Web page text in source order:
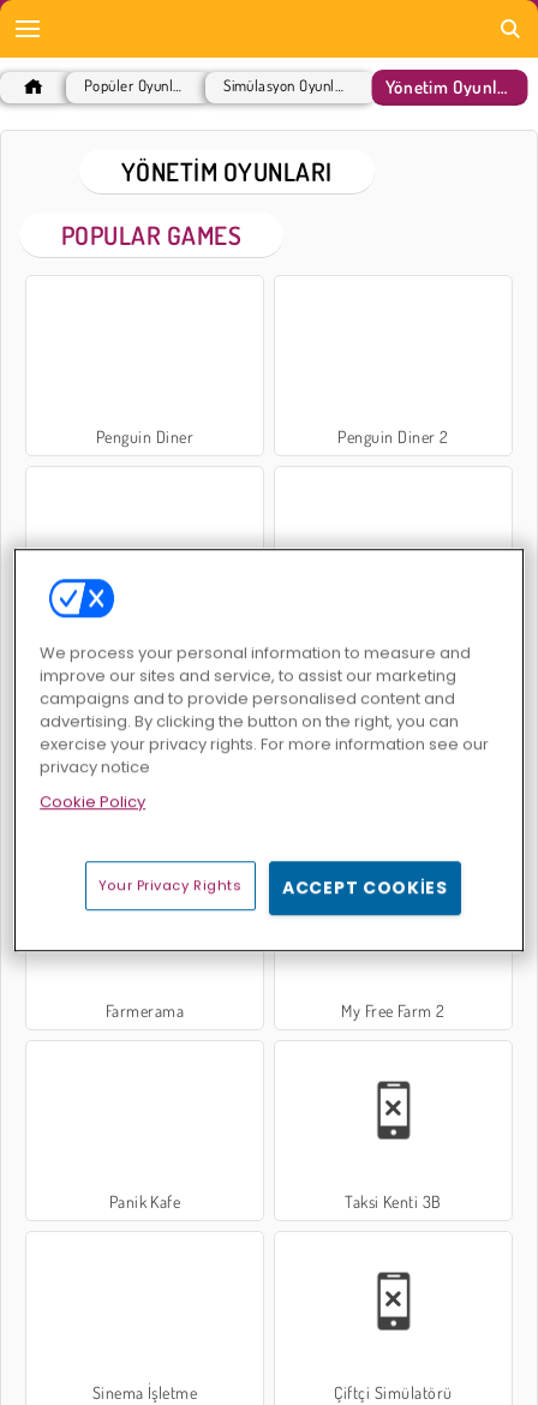
Yönetim Oyunları
YÖNETIM OYUNLARI
POPULAR GAMES
Penguin Diner Penguin Diner 2
Farmerama My Free Farm 2
Panik Kafe Taksi Kenti 3B
Sinema İşletme Çiftçi Simülatörü
We process your personal information to measure and
improve our sites and service, to assist our marketing
campaigns and to provide personalised content and
advertising. By clicking the button on the right, you can
exercise your privacy rights. For more information see our
privacy notice
Cookie Policy
Your Privacy Rights ACCEPT COOKIES